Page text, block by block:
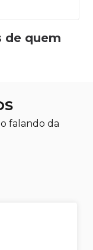
de quem
falando da